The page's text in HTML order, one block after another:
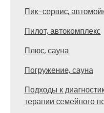
Пик-сервис,
Пилот, автокомплекс
Плюс, сауна
Погружение, сауна
Подходы к
терапии семейного